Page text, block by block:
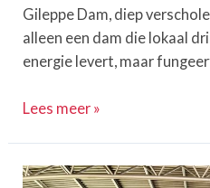
Gileppe Dam, diep
alleen een dam die lokaal
energie levert, maar
Gileppestuwdam:
van
Lees meer »